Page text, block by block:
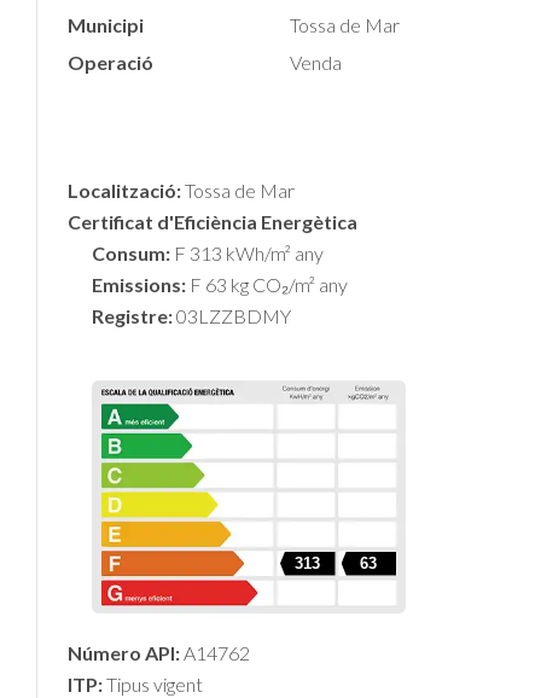
Municipi
Tossa de Mar
Operació
Venda
Localització:Tossa de Mar
Certificat d'Eficiència Energètica
Consum: F 313 kWh/m² any
Emissions: F 63 kg CO₂/m² any
Registre:03LZZBDMY
313 63
Número API:A14762
ITP:Tipus vigent